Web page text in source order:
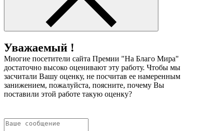
Уважаемый !
Многие посетители сайта Премии "На Благо Мира"
достаточно высоко оценивают эту работу. Чтобы мы
засчитали Вашу оценку, не посчитав ее намеренным
занижением, пожалуйста, поясните, почему Вы
поставили этой работе такую оценку?